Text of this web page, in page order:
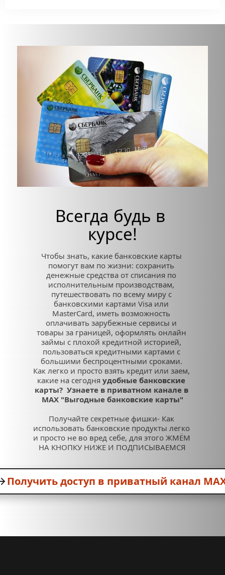
Всегда будь в
курсе!
Чтобы знать, какие банковские карты
помогут вам по жизни: сохранить
денежные средства от списания по
исполнительным производствам,
путешествовать по всему миру с
банковскими картами Visa или
MasterCard, иметь возможность
оплачивать зарубежные сервисы и
товары за границей, оформлять онлайн
займы с плохой кредитной историей,
пользоваться кредитными картами с
большими беспроцентными сроками.
Как легко и просто взять кредит или заем,
какие на сегодня удобные банковские
карты?  Узнаете в приватном канале в
MAX "Выгодные банковские карты"
Получайте секретные фишки- Как
использовать банковские продукты легко
и просто не во вред себе, для этого ЖМЁМ
НА КНОПКУ НИЖЕ И ПОДПИСЫВАЕМСЯ
Получить доступ в приватный канал